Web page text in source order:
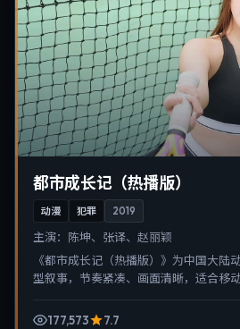
都市成长记（热播版）
动漫 犯罪 2019
主演： 陈坤、张译、赵丽颖
《都市成长记（热播版）》为中国大陆
型叙事，节奏紧凑、画面清晰，适合移
177,573
7.7